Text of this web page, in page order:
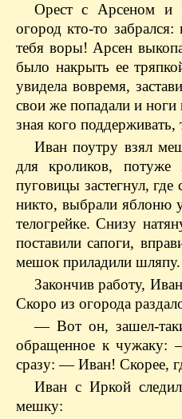
Орест с Арсеном и
огород кто-то
тебя воры! Арсен
было накрыть ее
увидела вовремя,
свои же попадали и
зная кого поддерживать,
Иван поутру взял
для кроликов, потуже
пуговицы застегнул,
никто, выбрали яблоню
телогрейке. Снизу
поставили сапоги,
мешок приладили шляпу.
Закончив работу,
Скоро из огорода
— Вот он, зашел-
обращенное к
сразу: — Иван! Скорее,
Иван с Иркой
мешку: